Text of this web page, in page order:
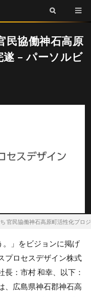
民協働神石高原
– パーソルビ
官民協働神石高原町活性化プロ
。」をビジョンに掲げ
プロセスデザイン株式
：市村 和幸、以下：
、広島県神石郡神石高